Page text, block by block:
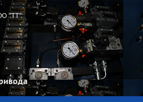
"ТТ"